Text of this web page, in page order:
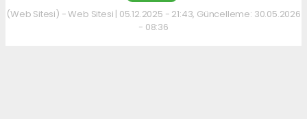
(Web Sitesi) - Web Sitesi | 05.12.2025 - 21:43, Güncelleme: 30.05.2026
- 08:36